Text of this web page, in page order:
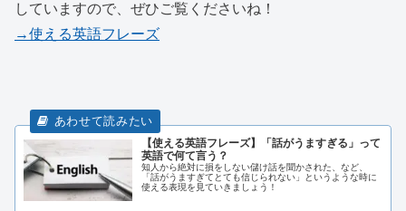
していますので、ぜひご覧くださいね！
→使える英語フレーズ
【使える英語フレーズ】「話がうますぎる」って
英語で何て言う？
知人から絶対に損をしない儲け話を聞かされた、など、
「話がうますぎてとても信じられない」というような時に
使える表現を見ていきましょう！